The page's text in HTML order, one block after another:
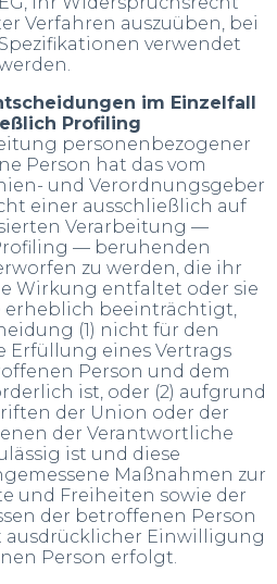
Verfahren auszuüben, bei
verwendet
im Einzelfall
Profiling
personenbezogener
Person hat das vom
und Verordnungsgeber
einer ausschließlich auf
Verarbeitung —
— beruhenden
zu werden, die ihr
Wirkung entfaltet oder sie
erheblich beeinträchtigt,
(1) nicht für den
Erfüllung eines Vertrags
Person und dem
ist, oder (2) aufgrund
der Union oder der
der Verantwortliche
ist und diese
Maßnahmen zur
und Freiheiten sowie der
der betroffenen Person
ausdrücklicher Einwilligung
Person erfolgt.